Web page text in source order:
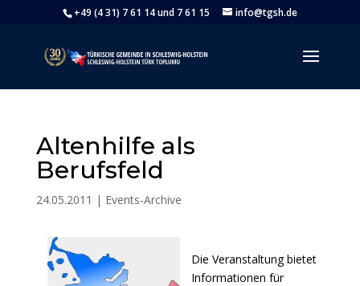
+49 (4 31) 7 61 14 und 7 61 15 info@tgsh.de
Altenhilfe als
Berufsfeld
24.05.2011 | Events-Archive
Die Veranstaltung bietet
Informationen für